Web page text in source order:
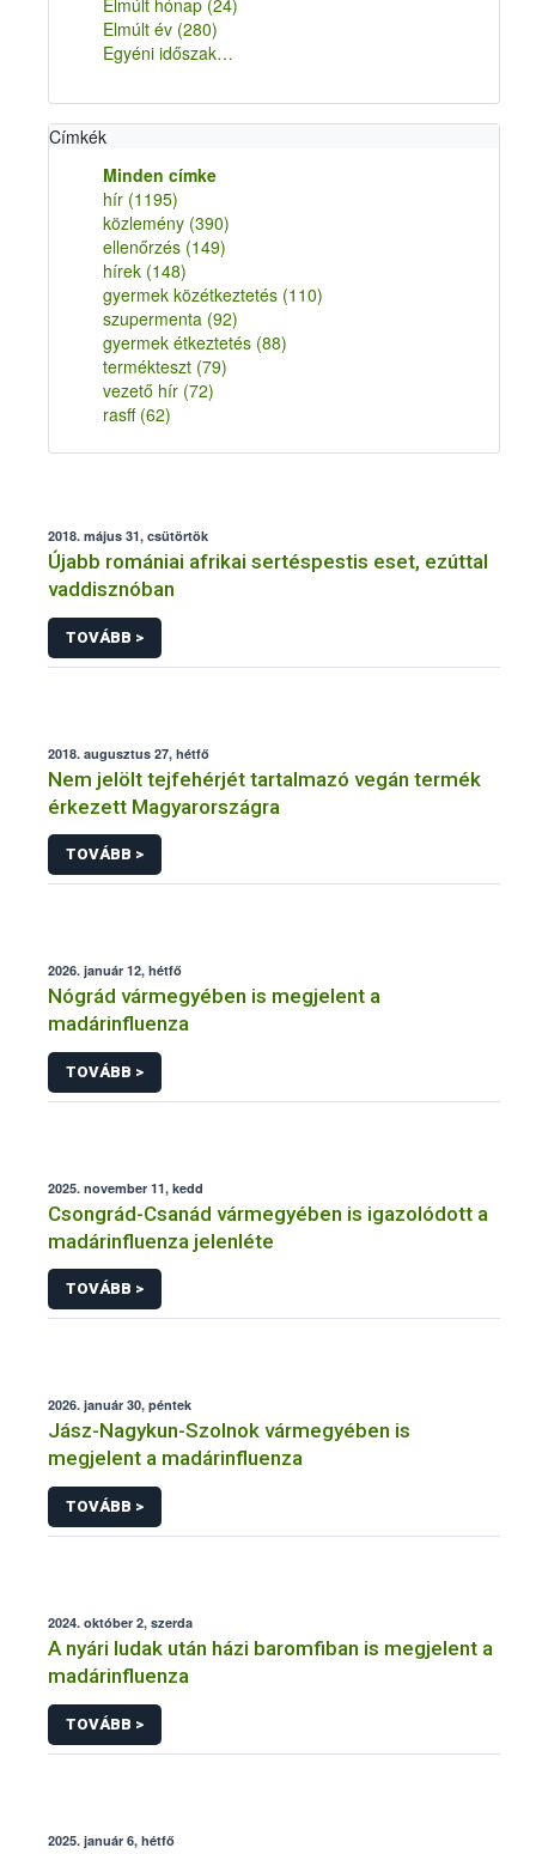
Elmúlt hónap (24)
Elmúlt év (280)
Egyéni időszak…
Címkék
Minden címke
hír (1195)
közlemény (390)
ellenőrzés (149)
hírek (148)
gyermek közétkeztetés (110)
szupermenta (92)
gyermek étkeztetés (88)
termékteszt (79)
vezető hír (72)
rasff (62)
2018. május 31, csütörtök
Újabb romániai afrikai sertéspestis eset, ezúttal
vaddisznóban
TOVÁBB >
2018. augusztus 27, hétfő
Nem jelölt tejfehérjét tartalmazó vegán termék
érkezett Magyarországra
TOVÁBB >
2026. január 12, hétfő
Nógrád vármegyében is megjelent a
madárinfluenza
TOVÁBB >
2025. november 11, kedd
Csongrád-Csanád vármegyében is igazolódott a
madárinfluenza jelenléte
TOVÁBB >
2026. január 30, péntek
Jász-Nagykun-Szolnok vármegyében is
megjelent a madárinfluenza
TOVÁBB >
2024. október 2, szerda
A nyári ludak után házi baromfiban is megjelent a
madárinfluenza
TOVÁBB >
2025. január 6, hétfő